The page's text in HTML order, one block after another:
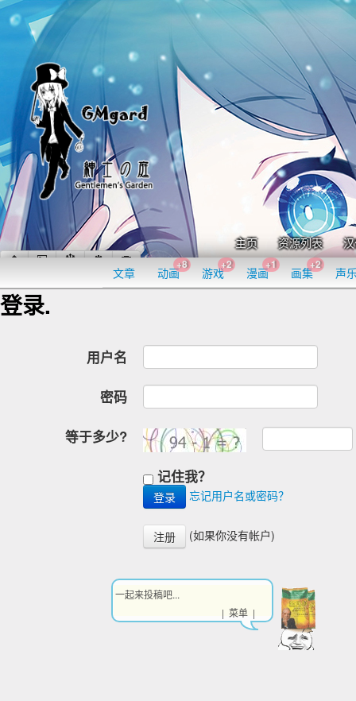
主页 资源列表
文章 动画
+8
游戏
+2
漫画
+1
画集
+2
声
登录.
用户名
密码
等于多少?
记住我？
忘记用户名或密码？
注册 (如果你没有帐户)
一起来投稿吧...
| 菜单 |